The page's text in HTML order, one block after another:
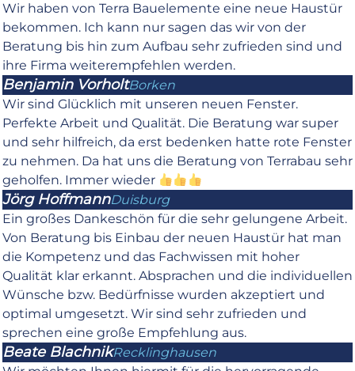
Wir haben von Terra Bauelemente eine neue Haustür
bekommen. Ich kann nur sagen das wir von der
Beratung bis hin zum Aufbau sehr zufrieden sind und
ihre Firma weiterempfehlen werden.
Benjamin VorholtBorken
Wir sind Glücklich mit unseren neuen Fenster.
Perfekte Arbeit und Qualität. Die Beratung war super
und sehr hilfreich, da erst bedenken hatte rote Fenster
zu nehmen. Da hat uns die Beratung von Terrabau sehr
geholfen. Immer wieder
Jörg HoffmannDuisburg
Ein großes Dankeschön für die sehr gelungene Arbeit.
Von Beratung bis Einbau der neuen Haustür hat man
die Kompetenz und das Fachwissen mit hoher
Qualität klar erkannt. Absprachen und die individuellen
Wünsche bzw. Bedürfnisse wurden akzeptiert und
optimal umgesetzt. Wir sind sehr zufrieden und
sprechen eine große Empfehlung aus.
Beate BlachnikRecklinghausen